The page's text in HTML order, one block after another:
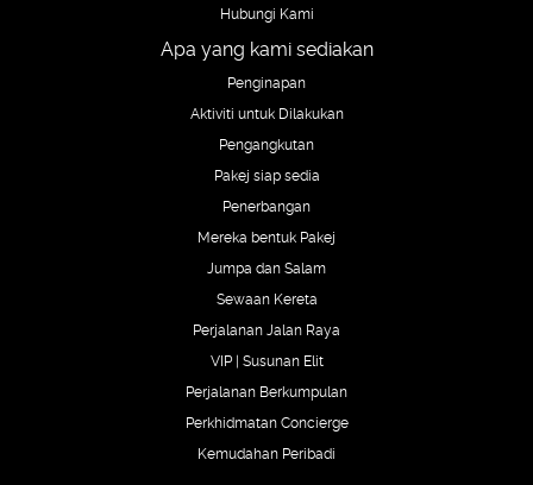
Hubungi Kami
Apa yang kami sediakan
Penginapan
Aktiviti untuk Dilakukan
Pengangkutan
Pakej siap sedia
Penerbangan
Mereka bentuk Pakej
Jumpa dan Salam
Sewaan Kereta
Perjalanan Jalan Raya
VIP | Susunan Elit
Perjalanan Berkumpulan
Perkhidmatan Concierge
Kemudahan Peribadi